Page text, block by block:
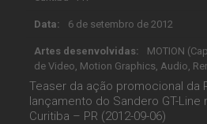
Data: 6 de setembro de 2012
Artes desenvolvidas:
MOTION
de Video, Motion Graphics, Audio,
Teaser da ação promocional da
lançamento do Sandero GT-Line
Curitiba – PR (2012-09-06)